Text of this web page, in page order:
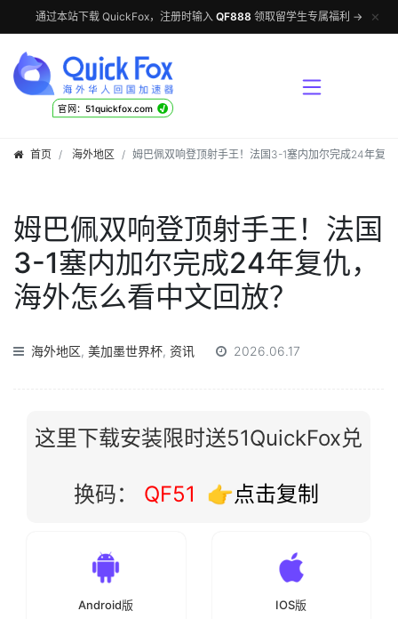
通过本站下载 QuickFox，注册时输入 QF888 领取留学生专属福利 → ✕
官网：51quickfox.com √
首页 海外地区 姆巴佩双响登顶射手王！法国3-1塞内加尔完成24年复
姆巴佩双响登顶射手王！法国
3-1塞内加尔完成24年复仇，
海外怎么看中文回放？
海外地区, 美加墨世界杯, 资讯 2026.06.17
这里下载安装限时送51QuickFox兑
换码： QF51 👉点击复制
Android版 IOS版